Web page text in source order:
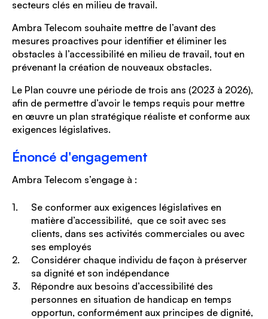
secteurs clés en milieu de travail.
Ambra Telecom souhaite mettre de l’avant des
mesures proactives pour identifier et éliminer les
obstacles à l’accessibilité en milieu de travail, tout en
prévenant la création de nouveaux obstacles.
Le Plan couvre une période de trois ans (2023 à 2026),
afin de permettre d’avoir le temps requis pour mettre
en œuvre un plan stratégique réaliste et conforme aux
exigences législatives.
Énoncé d'engagement
Ambra Telecom s’engage à :
Se conformer aux exigences législatives en
matière d’accessibilité, que ce soit avec ses
clients, dans ses activités commerciales ou avec
ses employés
Considérer chaque individu de façon à préserver
sa dignité et son indépendance
Répondre aux besoins d’accessibilité des
personnes en situation de handicap en temps
opportun, conformément aux principes de dignité,